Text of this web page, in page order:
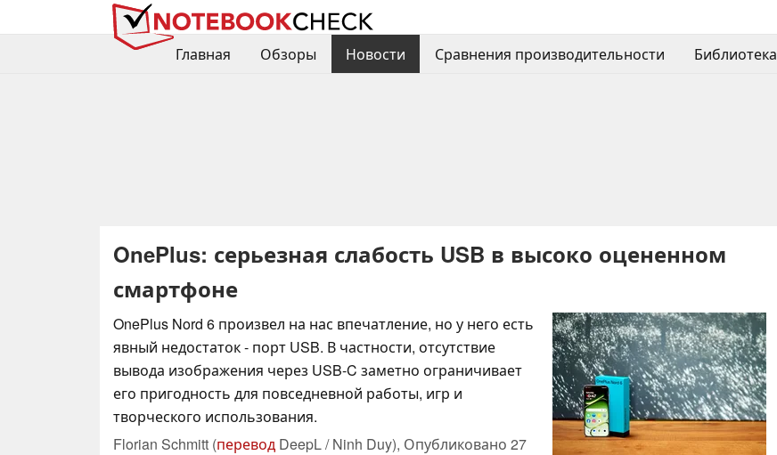
Главная
Обзоры Новости Сравнения производительности Библиотека
OnePlus: серьезная слабость USB в высоко оцененном
смартфоне
OnePlus Nord 6 произвел на нас впечатление, но у него есть
явный недостаток - порт USB. В частности, отсутствие
вывода изображения через USB-C заметно ограничивает
его пригодность для повседневной работы, игр и
творческого использования.
Florian Schmitt (перевод DeepL / Ninh Duy), Опубликовано 27